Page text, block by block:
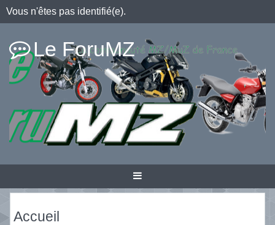
Vous n'êtes pas identifié(e).
Le ForuMZ
Accueil